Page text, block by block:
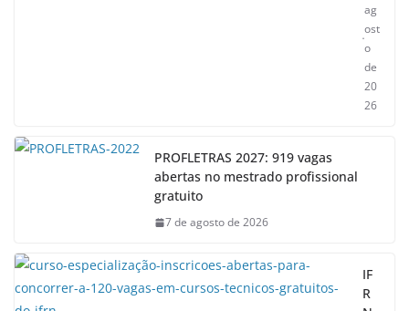
ag
ost
o
de
20
26
PROFLETRAS 2027: 919 vagas
abertas no mestrado profissional
gratuito
7 de agosto de 2026
IF
R